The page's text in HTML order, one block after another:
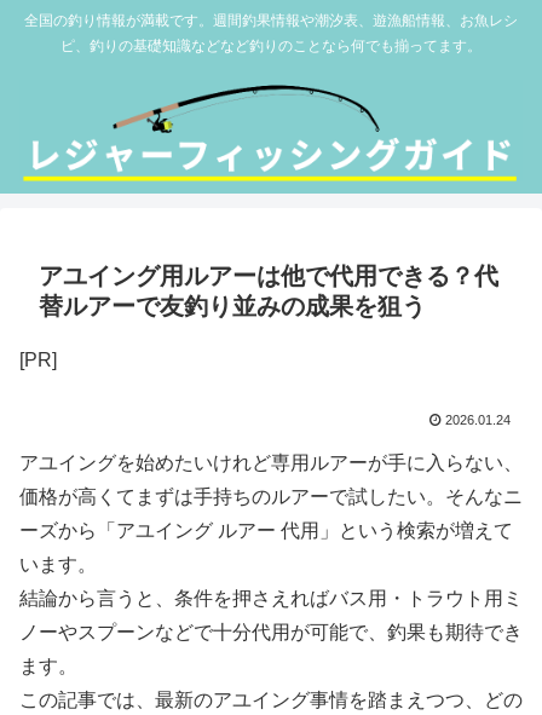
全国の釣り情報が満載です。週間釣果情報や潮汐表、遊漁船情報、お魚レシ
ピ、釣りの基礎知識などなど釣りのことなら何でも揃ってます。
アユイング用ルアーは他で代用できる？代
替ルアーで友釣り並みの成果を狙う
[PR]
2026.01.24
アユイングを始めたいけれど専用ルアーが手に入らない、
価格が高くてまずは手持ちのルアーで試したい。そんなニ
ーズから「アユイング ルアー 代用」という検索が増えて
います。
結論から言うと、条件を押さえればバス用・トラウト用ミ
ノーやスプーンなどで十分代用が可能で、釣果も期待でき
ます。
この記事では、最新のアユイング事情を踏まえつつ、どの